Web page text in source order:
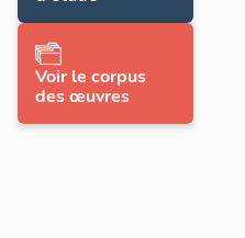
Voir le corpus
des œuvres